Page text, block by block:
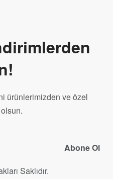
ürünlerimizden ve özel
Abone Ol
Saklıdır.